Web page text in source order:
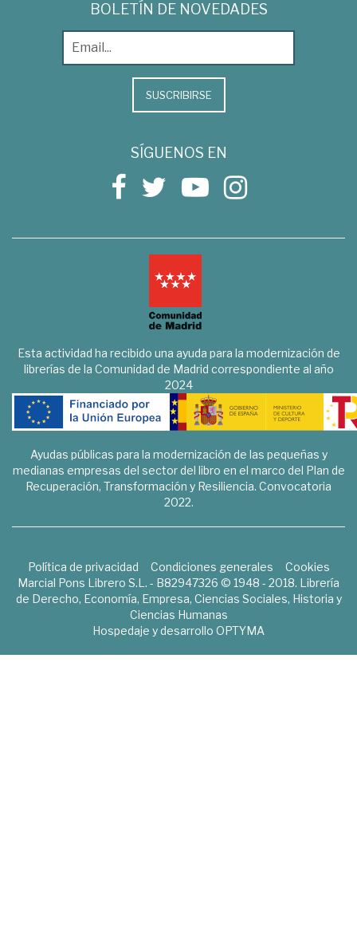
BOLETÍN DE NOVEDADES
SUSCRIBIRSE
SÍGUENOS EN
Esta actividad ha recibido una ayuda para la modernización de
librerías de la Comunidad de Madrid correspondiente al año
2024
Ayudas públicas para la modernización de las pequeñas y
medianas empresas del sector del libro en el marco del Plan de
Recuperación, Transformación y Resiliencia. Convocatoria
2022.
Política de privacidad Condiciones generales
Cookies
Marcial Pons Librero S.L. - B82947326 © 1948 - 2018. Librería
de Derecho, Economía, Empresa, Ciencias Sociales, Historia y
Ciencias Humanas
Hospedaje y desarrollo OPTYMA